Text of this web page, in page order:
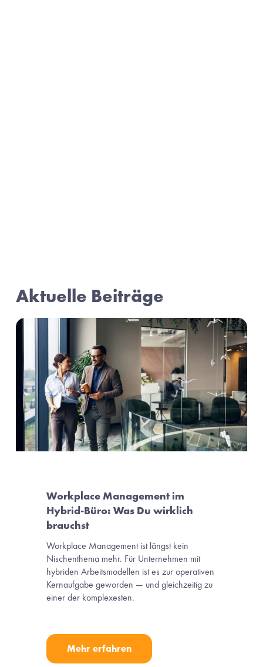
Aktuelle Beiträge
Workplace Management im
Hybrid-Büro: Was Du wirklich
brauchst
Workplace Management ist längst kein
Nischenthema mehr. Für Unternehmen mit
hybriden Arbeitsmodellen ist es zur operativen
Kernaufgabe geworden — und gleichzeitig zu
einer der komplexesten.
Mehr erfahren